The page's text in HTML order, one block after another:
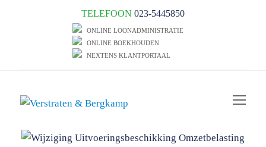
TELEFOON 023-5445850
ONLINE LOONADMINISTRATIE
ONLINE BOEKHOUDEN
NEXTENS KLANTPORTAAL